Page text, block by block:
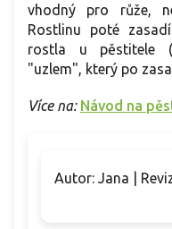
vhodný pro růže,
Rostlinu poté
rostla u pěstitele
"uzlem", který po
Více na: Návod na
Autor: Jana |